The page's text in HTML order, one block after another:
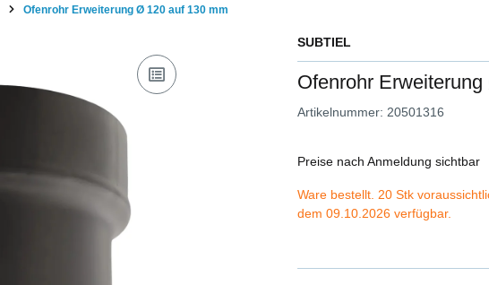
Ofenrohr Erweiterung Ø 120 auf 130 mm
SUBTIEL
Ofenrohr
Artikelnummer: 20501316
Preise nach Anmeldung sichtbar
Ware bestellt. 20 Stk
dem 09.10.2026 verfügbar.